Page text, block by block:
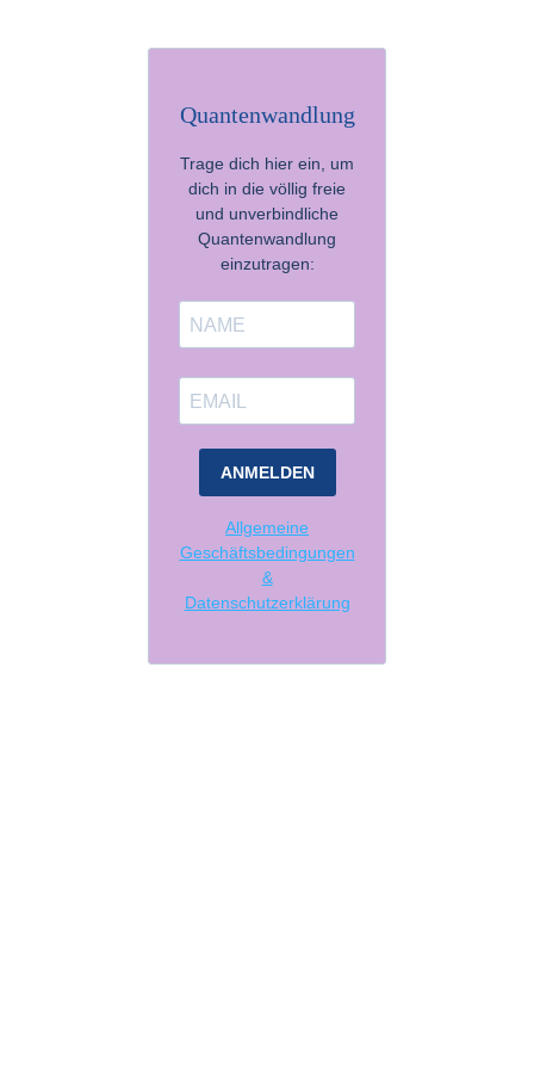
Quantenwandlung
Trage dich hier ein, um
dich in die völlig freie
und unverbindliche
Quantenwandlung
einzutragen:
ANMELDEN
Allgemeine
Geschäftsbedingungen
&
Datenschutzerklärung